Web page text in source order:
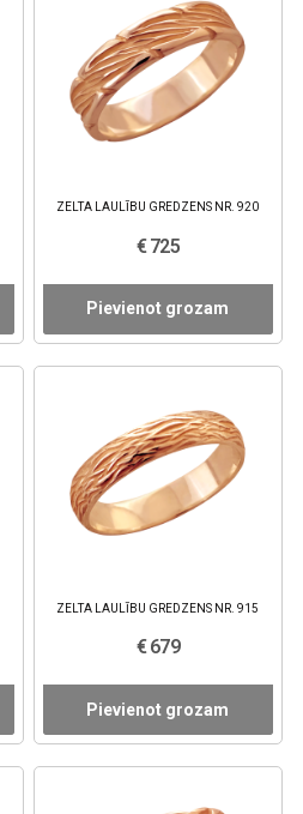
ZELTA LAULĪBU GREDZENS NR. 920
€ 725
Pievienot grozam
ZELTA LAULĪBU GREDZENS NR. 915
€ 679
Pievienot grozam